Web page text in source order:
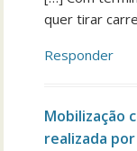
quer tirar
Responder
Mobilização
realizada